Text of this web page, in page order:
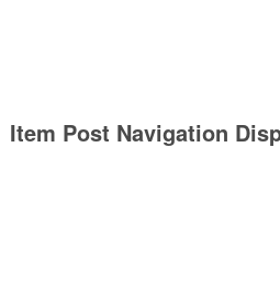
Item Post Navigation